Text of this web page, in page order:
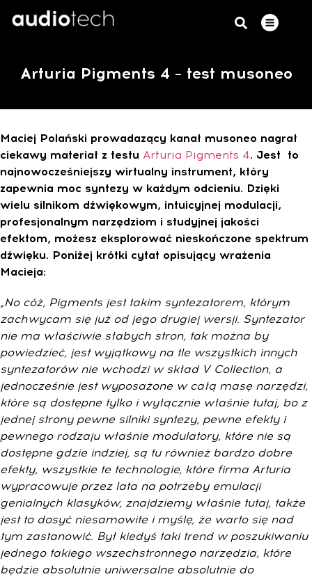
Arturia Pigments 4 – test musoneo
Maciej Polański prowadazący kanał musoneo nagrał
ciekawy materiał z testu Arturia Pigments 4. Jest to
najnowocześniejszy wirtualny instrument, który
zapewnia moc syntezy w każdym odcieniu. Dzięki
wielu silnikom dźwiękowym, intuicyjnej modulacji,
profesjonalnym narzędziom i studyjnej jakości
efektom, możesz eksplorować nieskończone spektrum
dźwięku. Poniżej krótki cytat opisujący wrażenia
Macieja:
„No cóż, Pigments jest takim syntezatorem, którym
zachwycam się już od jego drugiej wersji. Syntezator
nie ma właściwie słabych stron, tak można by
powiedzieć, jest wyjątkowy na tle wszystkich innych
syntezatorów nie wchodzi w skład V Collection, a
jednocześnie jest wyposażone w całą masę narzędzi,
które są dostępne tylko i wyłącznie właśnie tutaj, bo z
jednej strony pewne silniki syntezy, pewne efekty i
pewnego rodzaju właśnie modulatory, które nie są
dostępne gdzie indziej, są tu również bardzo dobre
efekty, wszystkie te technologie, które firma Arturia
wypracowuje przez lata na potrzeby emulacji
genialnych klasyków, znajdziemy właśnie tutaj, także
jest to dosyć niesamowite i myślę, że warto się nad
tym zastanowić. Był kiedyś taki trend w poszukiwaniu
jednego takiego wszechstronnego narzędzia, które
będzie absolutnie uniwersalne absolutnie do